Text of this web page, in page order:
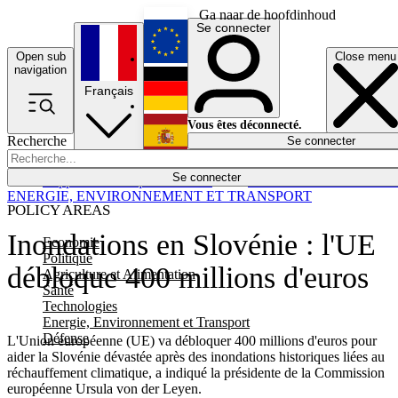
Ga naar de hoofdinhoud
Open sub
navigation
Close menu
Recherche
Se connecter
POLICY AREAS
Economie
Politique
Agriculture et Alimentation
Santé
Technologies
Energie, Environnement et Transport
Défense
Économie
Français
English
Deutsch
Español
Se connecter
Vous êtes déconnecté.
Se connecter
Inondations en Slovénie : l'UE
débloque 400 millions d'euros
L'Union européenne (UE) va débloquer 400 millions d'euros pour
aider la Slovénie dévastée après des inondations historiques liées au
réchauffement climatique, a indiqué la présidente de la Commission
européenne Ursula von der Leyen.
ENERGIE, ENVIRONNEMENT ET TRANSPORT